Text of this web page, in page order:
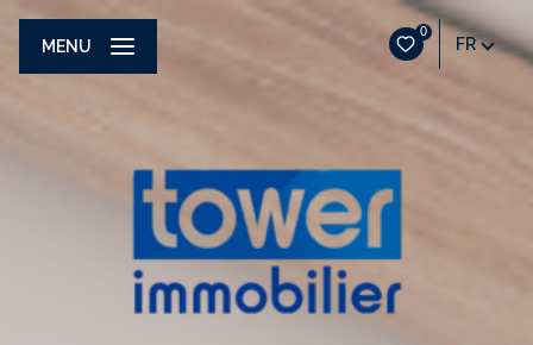
0
FR
MENU